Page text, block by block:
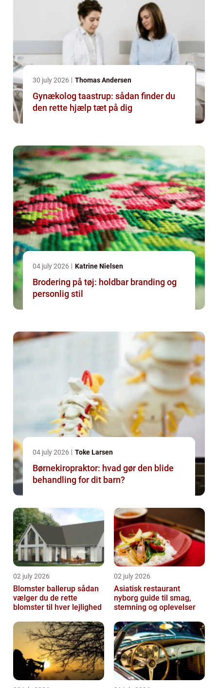
30 july 2026 Thomas Andersen
Gynækolog taastrup: sådan finder du
den rette hjælp tæt på dig
04 july 2026 Katrine Nielsen
Brodering på tøj: holdbar branding og
personlig stil
04 july 2026 Toke Larsen
Børnekiropraktor: hvad gør den blide
behandling for dit barn?
02 july 2026
Blomster ballerup sådan
vælger du de rette
blomster til hver lejlighed
02 july 2026
Asiatisk restaurant
nyborg guide til smag,
stemning og oplevelser